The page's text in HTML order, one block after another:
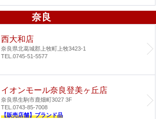
奈良
西大和店
奈良県北葛城郡上牧町上牧3423-1
TEL.0745-51-5577
イオンモール奈良登美ヶ丘店
奈良県生駒市鹿畑町3027 3F
TEL.0743-85-7008
【販売店舗】ブランド品